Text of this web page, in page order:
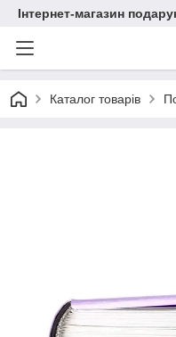
Інтернет-магазин
Каталог товарів